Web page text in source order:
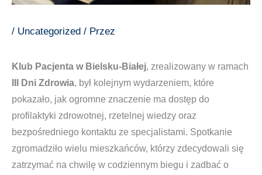
/ Uncategorized / Przez
Klub Pacjenta w Bielsku‑Białej, zrealizowany w ramach
III Dni Zdrowia, był kolejnym wydarzeniem, które
pokazało, jak ogromne znaczenie ma dostęp do
profilaktyki zdrowotnej, rzetelnej wiedzy oraz
bezpośredniego kontaktu ze specjalistami. Spotkanie
zgromadziło wielu mieszkańców, którzy zdecydowali się
zatrzymać na chwilę w codziennym biegu i zadbać o